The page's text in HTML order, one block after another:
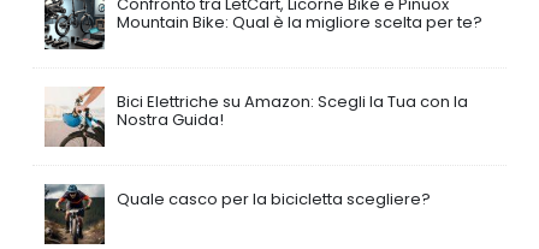
Mountain Bike: Qual è la migliore scelta per te?
Bici Elettriche su Amazon: Scegli la Tua con la
Nostra Guida!
Quale casco per la bicicletta scegliere?